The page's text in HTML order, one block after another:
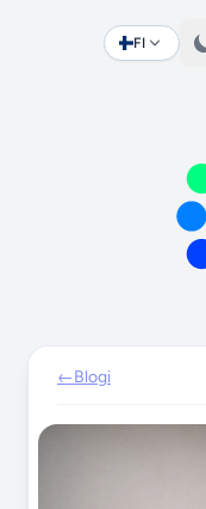
FI
Change
←Blogi